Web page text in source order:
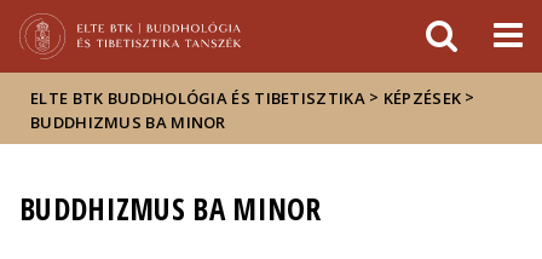
Hírek
Események
ELTE a
sajtóban
ELTE BTK BUDDHOLÓGIA ÉS TIBETISZTIKA > KÉPZÉSEK >
BUDDHIZMUS BA MINOR
BUDDHIZMUS BA MINOR